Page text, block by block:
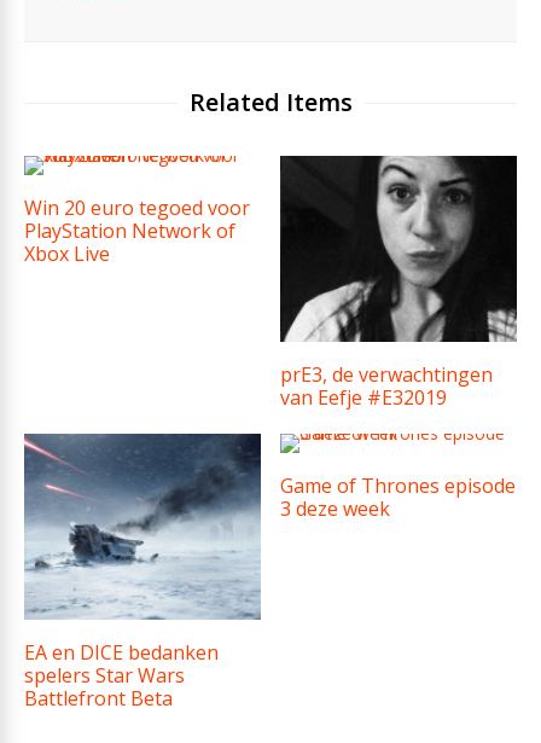
Related Items
Win 20 euro tegoed voor
PlayStation Network of
Xbox Live
prE3, de verwachtingen
van Eefje #E32019
EA en DICE bedanken
spelers Star Wars
Battlefront Beta
Game of Thrones episode
3 deze week